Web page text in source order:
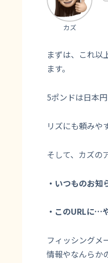
カズ
まずは、これ以
ます。
5ポンドは日本
リズにも頼みや
そして、カズの
・いつものお
・このURLに…
フィッシングメ
情報やなんらか